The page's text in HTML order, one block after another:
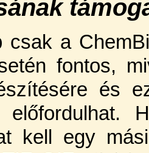
csak a
fontos,
és
kell egy